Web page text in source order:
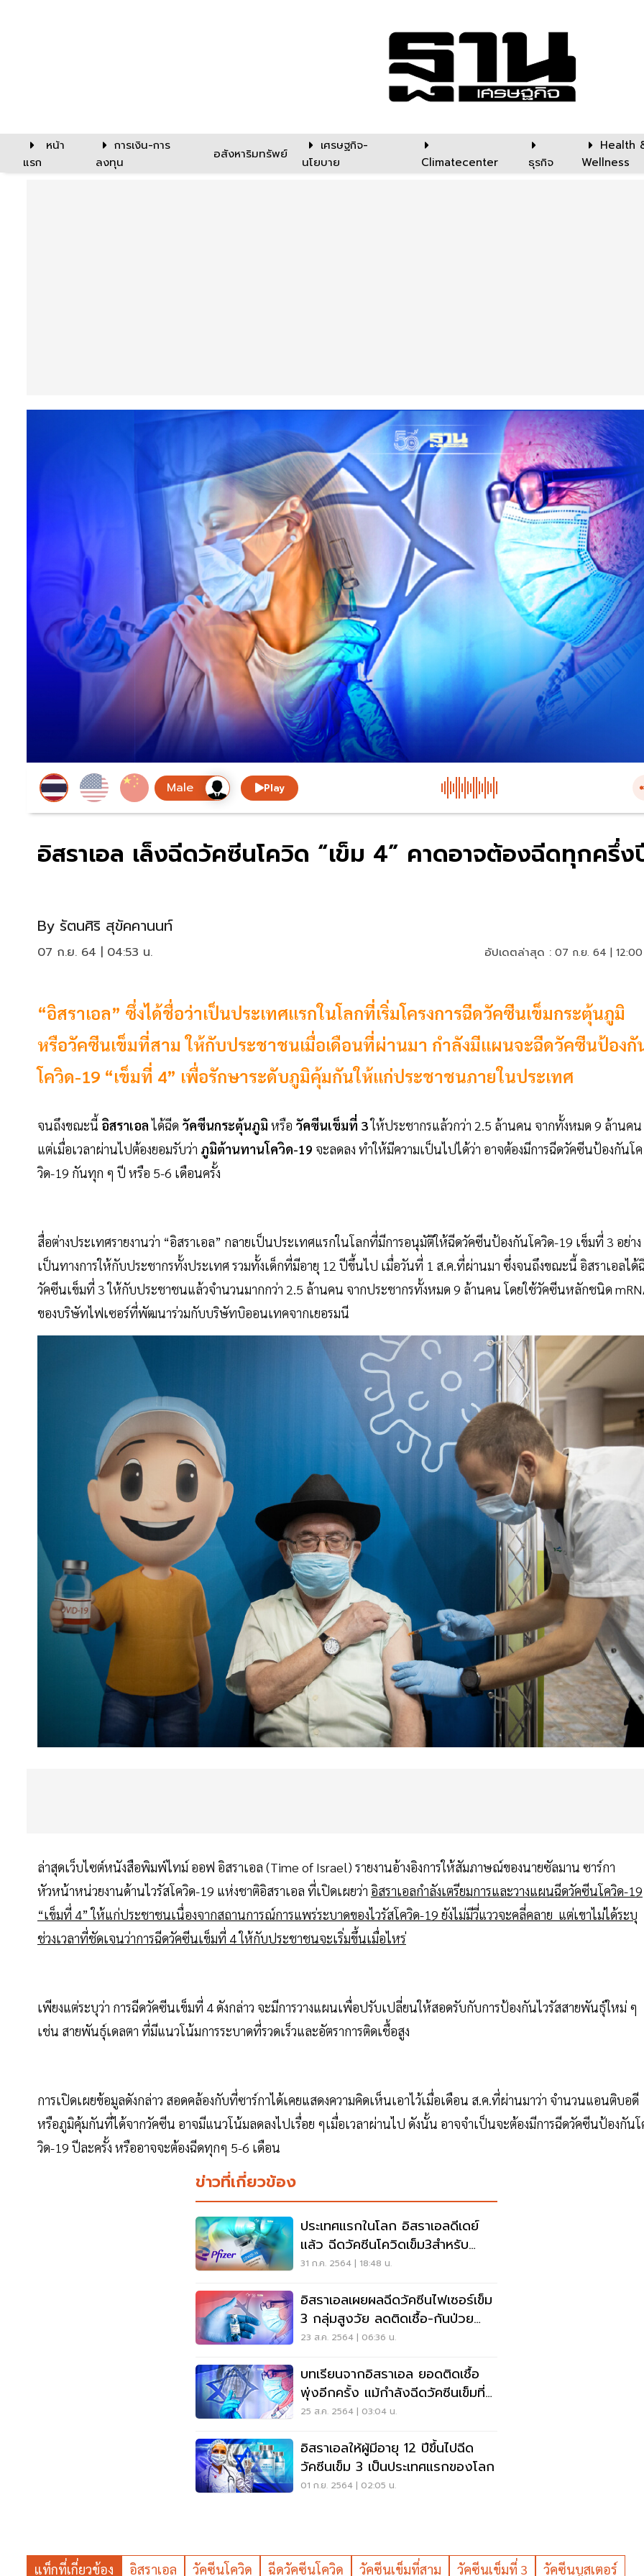
หน้า
แรก
การเงิน-การ
ลงทุน
อสังหาริมทรัพย์
เศรษฐกิจ-
นโยบาย
Climatecenter ธุรกิจ
Health
Wellness
Play
อิสราเอล เล็งฉีดวัคซีนโควิด “เข็ม 4” คาดอาจต้องฉีดทุกครึ่ง
By รัตนศิริ สุขัคคานนท์
07 ก.ย. 64 | 04:53 น. อัปเดตล่าสุด : 07 ก.ย. 64 |
“อิสราเอล” ซึ่งได้ชื่อว่าเป็นประเทศแรกในโลกที่เริ่มโครงการฉีดวัคซีนเข็มกระตุ้นภูมิ
หรือวัคซีนเข็มที่สาม ให้กับประชาชนเมื่อเดือนที่ผ่านมา กำลังมีแผนจะฉีดวัคซีนป้องกั
โควิด-19 “เข็มที่ 4” เพื่อรักษาระดับภูมิคุ้มกันให้แก่ประชาชนภายในประเทศ
จนถึงขณะนี้ อิสราเอลได้ฉีด วัคซีนกระตุ้นภูมิ หรือ วัคซีนเข็มที่ 3ให้ประชากรแล้วกว่า 2.5 ล้านคน จากทั้งหมด 9 ล้านคน
แต่เมื่อเวลาผ่านไปต้องยอมรับว่า ภูมิต้านทานโควิด-19 จะลดลง ทำให้มีความเป็นไปได้ว่า อาจต้องมีการฉีดวัคซีนป้องกันโค
วิด-19 กันทุก ๆ ปี หรือ 5-6 เดือนครั้ง
สื่อต่างประเทศรายงานว่า “อิสราเอล” กลายเป็นประเทศแรกในโลกที่มีการอนุมัติให้ฉีดวัคซีนป้องกันโควิด-19 เข็มที่ 3 อย่าง
เป็นทางการให้กับประชากรทั้งประเทศ รวมทั้งเด็กที่มีอายุ 12 ปีขึ้นไป เมื่อวันที่ 1 ส.ค.ที่ผ่านมา ซึ่งจนถึงขณะนี้ อิสราเอลได้
วัคซีนเข็มที่ 3 ให้กับประชาชนแล้วจำนวนมากกว่า 2.5 ล้านคน จากประชากรทั้งหมด 9 ล้านคน โดยใช้วัคซีนหลักชนิด
ของบริษัทไฟเซอร์ที่พัฒนาร่วมกับบริษัทบิออนเทคจากเยอรมนี
ล่าสุดเว็บไซต์หนังสือพิมพ์ไทม์ ออฟ อิสราเอล (Time of Israel) รายงานอ้างอิงการให้สัมภาษณ์ของนายซัลมาน ซาร์กา
หัวหน้าหน่วยงานด้านไวรัสโควิด-19 แห่งชาติอิสราเอล ที่เปิดเผยว่า อิสราเอลกำลังเตรียมการและวางแผนฉีดวัคซีนโควิด-19
“เข็มที่ 4” ให้แก่ประชาชนเนื่องจากสถานการณ์การแพร่ระบาดของไวรัสโควิด-19 ยังไม่มีวี่แววจะคลี่คลาย แต่เขาไม่ได้ระบุ
ช่วงเวลาที่ชัดเจนว่าการฉีดวัคซีนเข็มที่ 4 ให้กับประชาชนจะเริ่มขึ้นเมื่อไหร่
เพียงแต่ระบุว่า การฉีดวัคซีนเข็มที่ 4 ดังกล่าว จะมีการวางแผนเพื่อปรับเปลี่ยนให้สอดรับกับการป้องกันไวรัสสายพันธุ์ใหม่ ๆ
เช่น สายพันธุ์เดลตา ที่มีแนวโน้มการระบาดที่รวดเร็วและอัตราการติดเชื้อสูง
การเปิดเผยข้อมูลดังกล่าว สอดคล้องกับที่ซาร์กาได้เคยแสดงความคิดเห็นเอาไว้เมื่อเดือน ส.ค.ที่ผ่านมาว่า จำนวนแอนติบอดี
หรือภูมิคุ้มกันที่ได้จากวัคซีน อาจมีแนวโน้มลดลงไปเรื่อย ๆเมื่อเวลาผ่านไป ดังนั้น อาจจำเป็นจะต้องมีการฉีดวัคซีนป้องกัน
วิด-19 ปีละครั้ง หรืออาจจะต้องฉีดทุกๆ 5-6 เดือน
ข่าวที่เกี่ยวข้อง
ประเทศแรกในโลก อิสราเอลดีเดย์
แล้ว ฉีดวัคซีนโควิดเข็ม3สำหรับ
ประชาชน
31 ก.ค. 2564 | 18:48 น.
อิสราเอลเผยผลฉีดวัคซีนไฟเซอร์เข็ม
3 กลุ่มสูงวัย ลดติดเชื้อ-กันป่วย
หนัก
23 ส.ค. 2564 | 06:36 น.
บทเรียนจากอิสราเอล ยอดติดเชื้อ
พุ่งอีกครั้ง แม้กำลังฉีดวัคซีนเข็มที่
สาม
25 ส.ค. 2564 | 03:04 น.
อิสราเอลให้ผู้มีอายุ 12 ปีขึ้นไปฉีด
วัคซีนเข็ม 3 เป็นประเทศแรกของโลก
01 ก.ย. 2564 | 02:05 น.
แท็กที่เกี่ยวข้อง อิสราเอล วัคซีนโควิด ฉีดวัคซีนโควิด วัคซีนเข็มที่สาม วัคซีนเข็มที่ 3 วัคซีนบูสเตอร์